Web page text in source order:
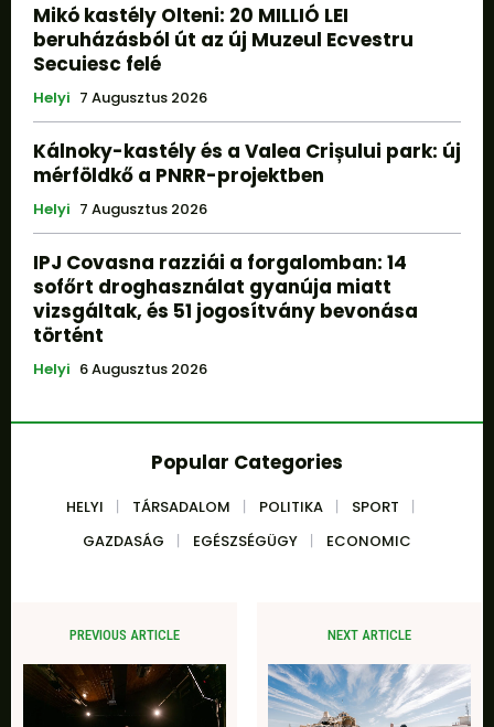
Mikó kastély Olteni: 20 MILLIÓ LEI
beruházásból út az új Muzeul Ecvestru
Secuiesc felé
Helyi 7 Augusztus 2026
Kálnoky-kastély és a Valea Crișului park: új
mérföldkő a PNRR-projektben
Helyi 7 Augusztus 2026
IPJ Covasna razziái a forgalomban: 14
sofőrt droghasználat gyanúja miatt
vizsgáltak, és 51 jogosítvány bevonása
történt
Helyi 6 Augusztus 2026
Popular Categories
HELYI TÁRSADALOM POLITIKA
SPORT
GAZDASÁG
EGÉSZSÉGÜGY ECONOMIC
PREVIOUS ARTICLE NEXT ARTICLE